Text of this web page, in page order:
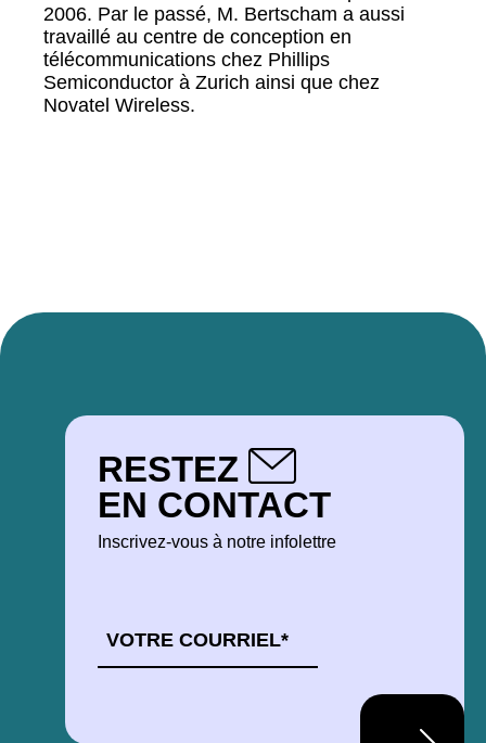
2006. Par le passé, M. Bertscham a aussi
travaillé au centre de conception en
télécommunications chez Phillips
Semiconductor à Zurich ainsi que chez
Novatel Wireless.
RESTEZ
EN CONTACT
Inscrivez-vous à notre infolettre
*